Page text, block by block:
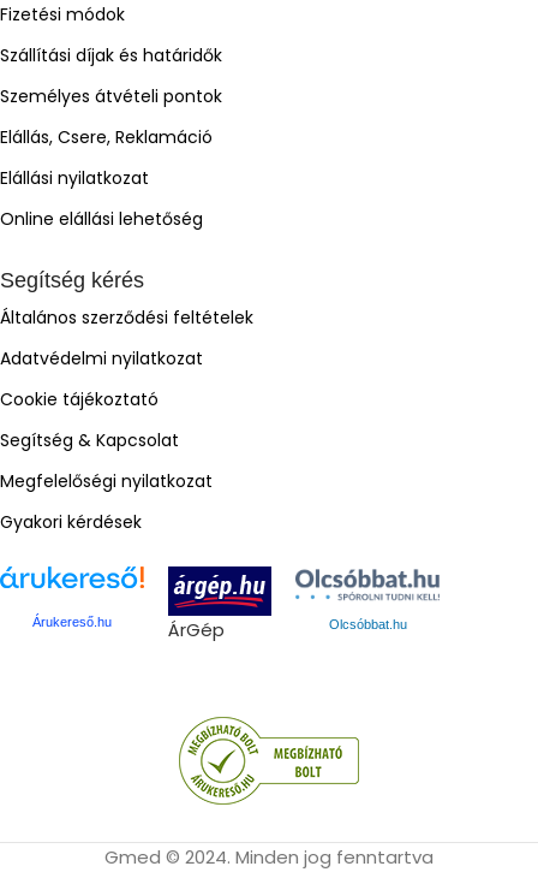
Fizetési módok
Szállítási díjak és határidők
Személyes átvételi pontok
Elállás, Csere, Reklamáció
Elállási nyilatkozat
Online elállási lehetőség
Segítség kérés
Általános szerződési feltételek
Adatvédelmi nyilatkozat
Cookie tájékoztató
Segítség & Kapcsolat
Megfelelőségi nyilatkozat
Gyakori kérdések
Árukereső.hu ÁrGép Olcsóbbat.hu
Gmed © 2024. Minden jog fenntartva